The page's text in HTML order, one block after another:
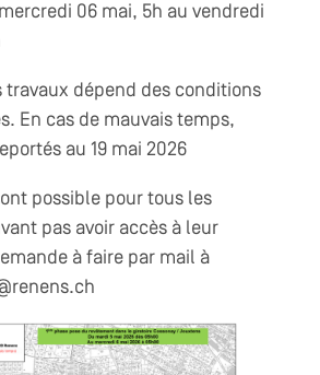
06 mai, 5h au vendredi
travaux dépend des conditions
En cas de mauvais temps,
au 19 mai 2026
possible pour tous les
pas avoir accès à leur
à faire par mail à